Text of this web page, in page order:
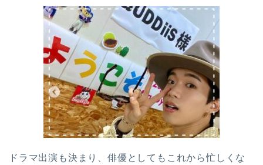
ドラマ出演も決まり、俳優としてもこれから忙しくな